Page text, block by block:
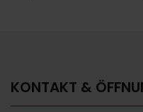
KONTAKT &